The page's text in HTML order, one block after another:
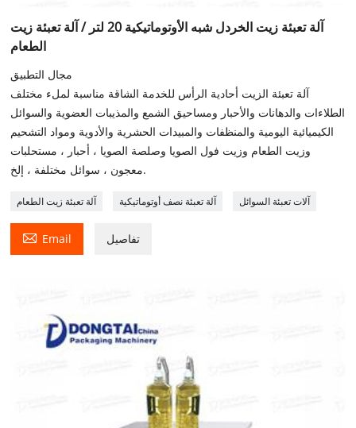
آلة تعبئة زيت الخردل شبه الأوتوماتيكية 20 لتر / آلة تعبئة زيت
الطعام
مجال التطبيق
آلة تعبئة الزيت أحادية الرأس للخدمة الشاقة مناسبة لملء مختلف
الطلاءات والدهانات والأحبار ومساحيق الشمع والمذيبات العضوية والسوائل
الكيميائية اليومية والمنظفات والمبيدات الحشرية والأدوية ومواد التشحيم
وزيت الطعام وزيت فول الصويا وصلصة الصويا ، أحبار ، مستحلبات
معجون ، سوائل مختلفة ، إلخ.
آلة تعبئة زيت الطعام آلة تعبئة نصف أوتوماتيكية آلات تعبئة السوائل
 Email تفاصيل